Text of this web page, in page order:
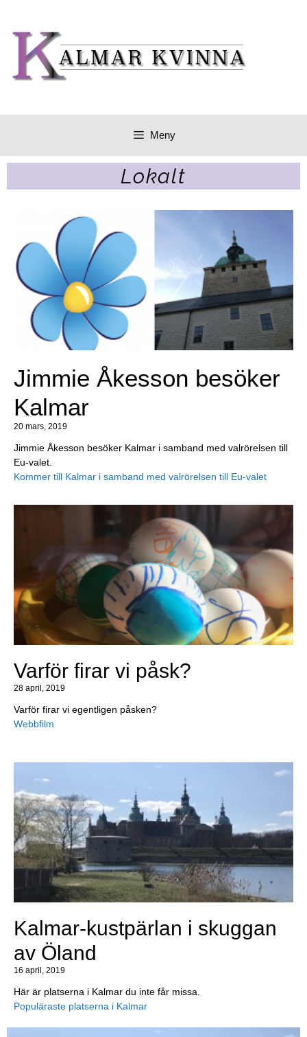
Meny
Lokalt
Jimmie Åkesson besöker
Kalmar
20 mars, 2019
Jimmie Åkesson besöker Kalmar i samband med valrörelsen till
Eu-valet.
Kommer till Kalmar i samband med valrörelsen till Eu-valet
Varför firar vi påsk?
28 april, 2019
Varför firar vi egentligen påsken?
Webbfilm
Kalmar-kustpärlan i skuggan
av Öland
16 april, 2019
Här är platserna i Kalmar du inte får missa.
Populäraste platserna i Kalmar